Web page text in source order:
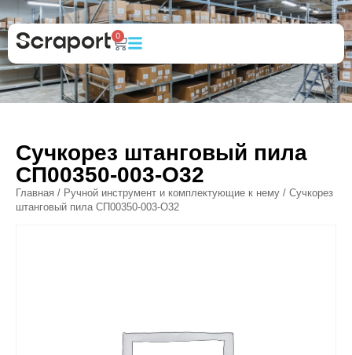
0
Сучкорез штанговый пила
СП00350-003-O32
Главная / Ручной инструмент и комплектующие к нему / Сучкорез
штанговый пила СП00350-003-O32